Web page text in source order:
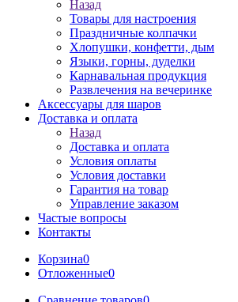
Назад
Товары для настроения
Праздничные колпачки
Хлопушки, конфетти, дым
Языки, горны, дуделки
Карнавальная продукция
Развлечения на вечеринке
Аксессуары для шаров
Доставка и оплата
Назад
Доставка и оплата
Условия оплаты
Условия доставки
Гарантия на товар
Управление заказом
Частые вопросы
Контакты
Корзина0
Отложенные0